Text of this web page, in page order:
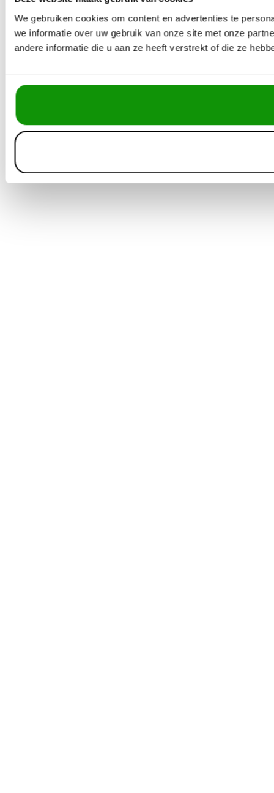
We gebruiken cookies om content en advertenties te
we informatie over uw gebruik van onze site met onze
andere informatie die u aan ze heeft verstrekt of die ze